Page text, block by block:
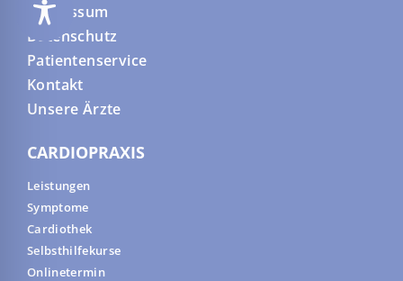
Impressum
Datenschutz
Patientenservice
Kontakt
Unsere Ärzte
CARDIOPRAXIS
Leistungen
Symptome
Cardiothek
Selbsthilfekurse
Onlinetermin